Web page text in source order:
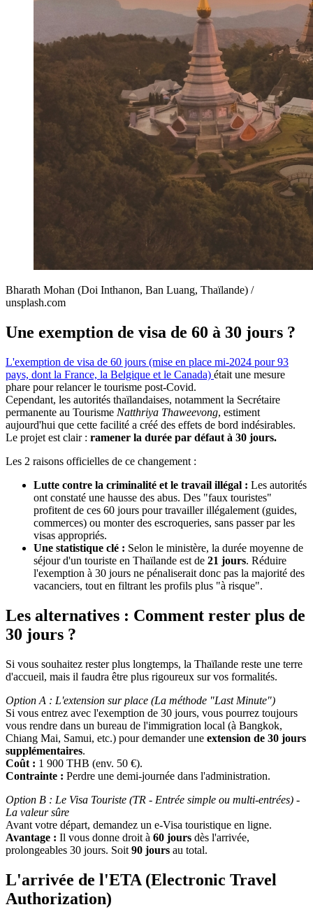
Bharath Mohan (Doi Inthanon, Ban Luang, Thaïlande) /
unsplash.com
Une exemption de visa de 60 à 30 jours ?
L'exemption de visa de 60 jours (mise en place mi-2024 pour 93
pays, dont la France, la Belgique et le Canada) était une mesure
phare pour relancer le tourisme post-Covid.
Cependant, les autorités thaïlandaises, notamment la Secrétaire
permanente au Tourisme Natthriya Thaweevong, estiment
aujourd'hui que cette facilité a créé des effets de bord indésirables.
Le projet est clair : ramener la durée par défaut à 30 jours.
Les 2 raisons officielles de ce changement :
Lutte contre la criminalité et le travail illégal : Les autorités
ont constaté une hausse des abus. Des "faux touristes"
profitent de ces 60 jours pour travailler illégalement (guides,
commerces) ou monter des escroqueries, sans passer par les
visas appropriés.
Une statistique clé : Selon le ministère, la durée moyenne de
séjour d'un touriste en Thaïlande est de 21 jours. Réduire
l'exemption à 30 jours ne pénaliserait donc pas la majorité des
vacanciers, tout en filtrant les profils plus "à risque".
Les alternatives : Comment rester plus de
30 jours ?
Si vous souhaitez rester plus longtemps, la Thaïlande reste une terre
d'accueil, mais il faudra être plus rigoureux sur vos formalités.
Option A : L'extension sur place (La méthode "Last Minute")
Si vous entrez avec l'exemption de 30 jours, vous pourrez toujours
vous rendre dans un bureau de l'immigration local (à Bangkok,
Chiang Mai, Samui, etc.) pour demander une extension de 30 jours
supplémentaires.
Coût : 1 900 THB (env. 50 €).
Contrainte : Perdre une demi-journée dans l'administration.
Option B : Le Visa Touriste (TR - Entrée simple ou multi-entrées) -
La valeur sûre
Avant votre départ, demandez un e-Visa touristique en ligne.
Avantage : Il vous donne droit à 60 jours dès l'arrivée,
prolongeables 30 jours. Soit 90 jours au total.
L'arrivée de l'ETA (Electronic Travel
Authorization)